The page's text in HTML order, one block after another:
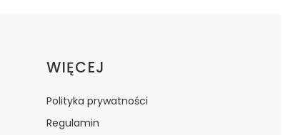
WIĘCEJ
Polityka prywatności
Regulamin